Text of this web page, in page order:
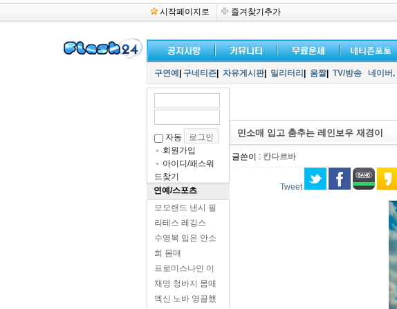
시작페이지로 즐겨찾기추가
구연예 구네티즌 자유게시판| 밀리터리 움짤| TV/방송 네이버,
자동
회원가입
아이디/패스워
드찾기
연예/스포츠
모모랜드 낸시 필
라테스 레깅스
수영복 입은 안소
희 몸매
프로미스나인 이
채영 청바지 몸매
엑신 노바 영끌했
민소매 입고 춤추는 레인보우 재경이
글쓴이 : 칸다르바
Tweet